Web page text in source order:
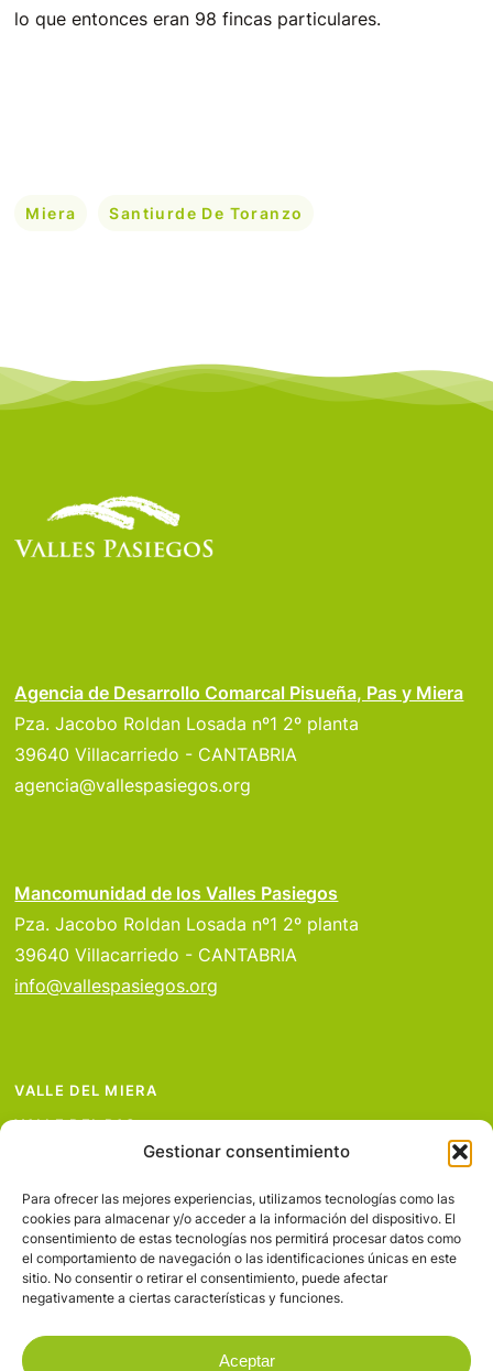
Gestionar consentimiento
Para ofrecer las mejores experiencias, utilizamos tecnologías como las
cookies para almacenar y/o acceder a la información del dispositivo. El
consentimiento de estas tecnologías nos permitirá procesar datos como
el comportamiento de navegación o las identificaciones únicas en este
sitio. No consentir o retirar el consentimiento, puede afectar
negativamente a ciertas características y funciones.
Aceptar
lo que entonces eran 98 fincas particulares.
Miera Santiurde De Toranzo
Agencia de Desarrollo Comarcal Pisueña, Pas y Miera
Pza. Jacobo Roldan Losada nº1 2º planta
39640 Villacarriedo - CANTABRIA
agencia@vallespasiegos.org
Mancomunidad de los Valles Pasiegos
Pza. Jacobo Roldan Losada nº1 2º planta
39640 Villacarriedo - CANTABRIA
info@vallespasiegos.org
VALLE DEL MIERA
VALLE DEL PAS
VALLE DEL PISUEÑA
PROYECTOS
SERVICIOS
AVISO LEGAL